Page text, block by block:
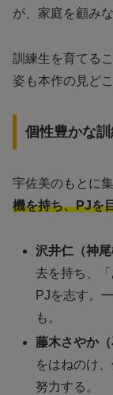
が、家庭を顧み
訓練生を育てる
姿も本作の見どこ
個性豊かな
宇佐美のもとに
機を持ち、PJを
沢井仁（神
去を持ち、
PJを志す。
も。
藤木さやか
をはねのけ
努力する。